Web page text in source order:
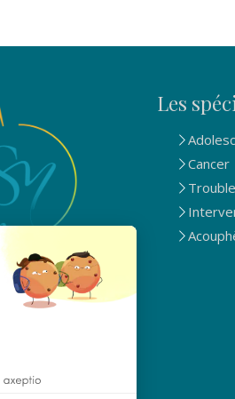
Les
Cancer